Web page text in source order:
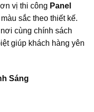
vị thi công Panel
sắc theo thiết kế.
cùng chính sách
giúp khách hàng yên
Sáng